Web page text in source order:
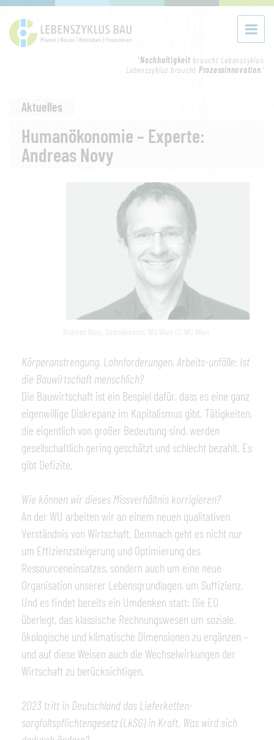
"Nachhaltigkeit braucht Lebenszyklus.
Lebenszyklus braucht Prozessinnovation."
Aktuelles
Humanökonomie – Experte:
Andreas Novy
Andreas Novy, Sozioökonom, WU Wien © WU Wien
Körperanstrengung, Lohnforderungen, Arbeits-unfälle: Ist
die Bauwirtschaft menschlich?
Die Bauwirtschaft ist ein Bespiel dafür, dass es eine ganz
eigenwillige Diskrepanz im Kapitalismus gibt. Tätigkeiten,
die eigentlich von großer Bedeutung sind, werden
gesellschaftlich gering geschätzt und schlecht bezahlt. Es
gibt Defizite.
Wie können wir dieses Missverhältnis korrigieren?
An der WU arbeiten wir an einem neuen qualitativen
Verständnis von Wirtschaft. Demnach geht es nicht nur
um Effizienzsteigerung und Optimierung des
Ressourceneinsatzes, sondern auch um eine neue
Organisation unserer Lebensgrundlagen, um Suffizienz.
Und es findet bereits ein Umdenken statt: Die EU
überlegt, das klassische Rechnungswesen um soziale,
ökologische und klimatische Dimensionen zu ergänzen –
und auf diese Weisen auch die Wechselwirkungen der
Wirtschaft zu berücksichtigen.
2023 tritt in Deutschland das Lieferketten-
sorgfaltspflichtengesetz (LkSG) in Kraft. Was wird sich